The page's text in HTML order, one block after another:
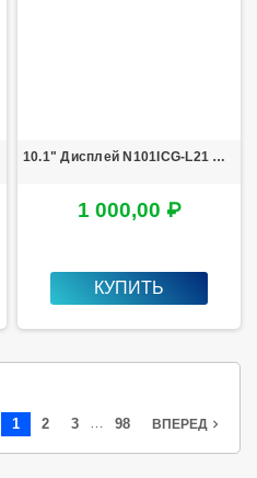
10.1" Дисплей N101ICG-L21 Rev.A1
1 000,00 ₽
КУПИТЬ
1 2 3 … 98 ВПЕРЕД navigate_next